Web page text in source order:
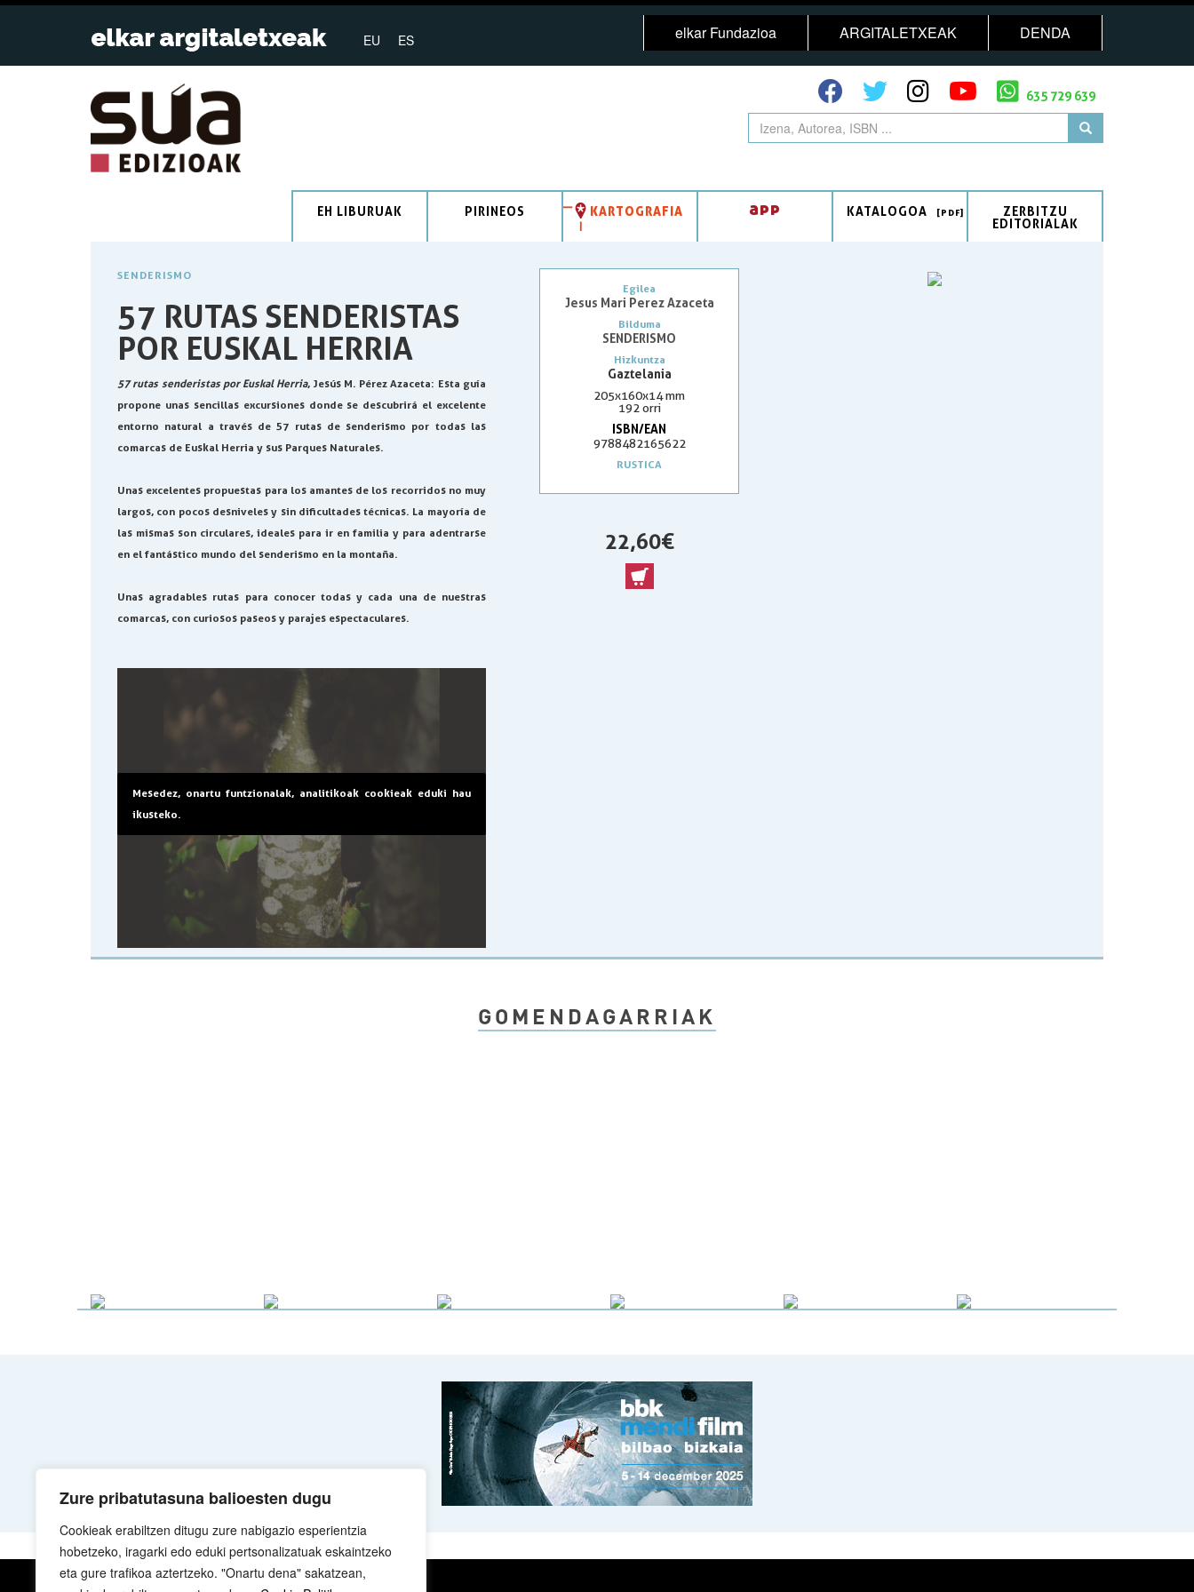
Zure pribatutasuna balioesten dugu
Cookieak erabiltzen ditugu zure nabigazio esperientzia
hobetzeko, iragarki edo eduki pertsonalizatuak eskaintzeko
eta gure trafikoa aztertzeko. "Onartu dena" sakatzean,
EU ES elkar Fundazioa ARGITALETXEAK DENDA
635 729 639
EH LIBURUAK PIRINEOS KARTOGRAFIA app KATALOGOA
ZERBITZU
EDITORIALAK
SENDERISMO
57 RUTAS SENDERISTAS
POR EUSKAL HERRIA
57 rutas senderistas por Euskal Herria, Jesús M. Pérez Azaceta: Esta guía
propone unas sencillas excursiones donde se descubrirá el excelente
entorno natural a través de 57 rutas de senderismo por todas las
comarcas de Euskal Herria y sus Parques Naturales.
Unas excelentes propuestas para los amantes de los recorridos no muy
largos, con pocos desniveles y sin dificultades técnicas. La mayoría de
las mismas son circulares, ideales para ir en familia y para adentrarse
en el fantástico mundo del senderismo en la montaña.
Unas agradables rutas para conocer todas y cada una de nuestras
comarcas, con curiosos paseos y parajes espectaculares.
Mesedez, onartu funtzionalak, analitikoak cookieak eduki hau
ikusteko.
Egilea
Jesus Mari Perez Azaceta
Bilduma
SENDERISMO
Hizkuntza
Gaztelania
205x160x14 mm
192 orri
ISBN/EAN
9788482165622
RUSTICA
22,60 €
GOMENDAGARRIAK